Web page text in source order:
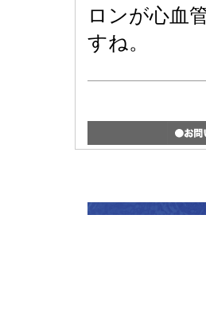
ロンが心血
すね。